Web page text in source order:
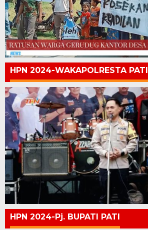
HPN 2024-WAKAPOLRESTA PATI
HPN 2024-Pj. BUPATI PATI